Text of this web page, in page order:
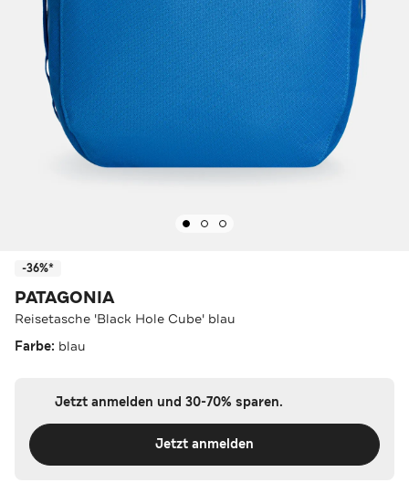
-36%*
PATAGONIA
Reisetasche 'Black Hole Cube' blau
Farbe: blau
Jetzt anmelden und 30-70% sparen.
Jetzt anmelden